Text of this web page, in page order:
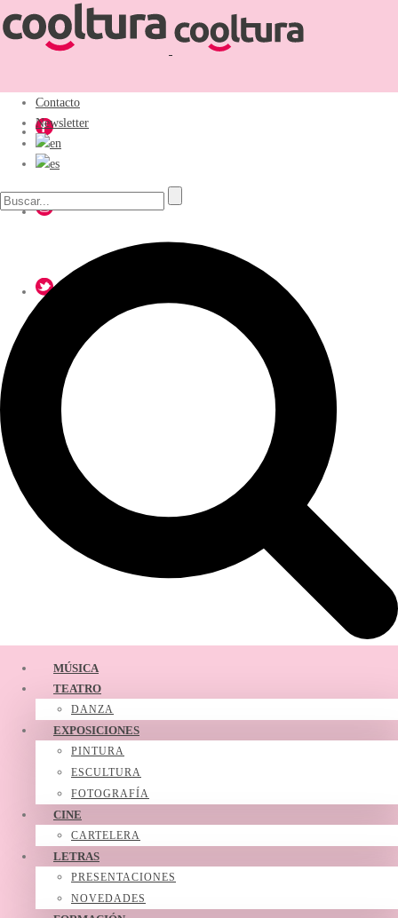
Contacto
Newsletter
MÚSICA
TEATRO
DANZA
EXPOSICIONES
PINTURA
ESCULTURA
FOTOGRAFÍA
CINE
CARTELERA
LETRAS
PRESENTACIONES
NOVEDADES